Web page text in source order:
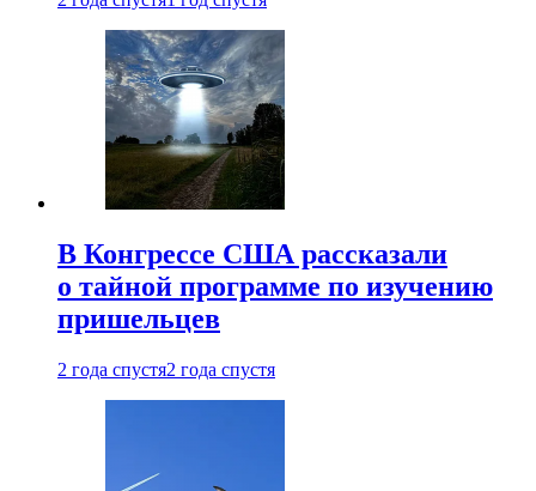
В Конгрессе США рассказали
о тайной программе по изучению
пришельцев
2 года спустя2 года спустя